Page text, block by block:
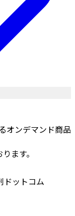
オンデマンド商品
ます。
ドットコム